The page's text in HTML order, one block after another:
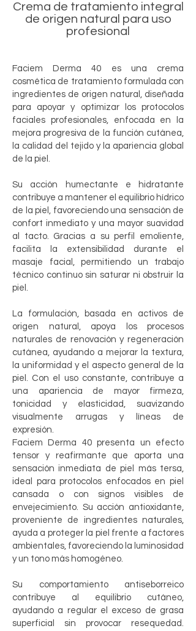
Crema de tratamiento integral
de origen natural para uso
profesional
Faciem Derma 40 es una crema
cosmética de tratamiento formulada con
ingredientes de origen natural, diseñada
para apoyar y optimizar los protocolos
faciales profesionales, enfocada en la
mejora progresiva de la función cutánea,
la calidad del tejido y la apariencia global
de la piel.
Su acción humectante e hidratante
contribuye a mantener el equilibrio hídrico
de la piel, favoreciendo una sensación de
confort inmediato y una mayor suavidad
al tacto. Gracias a su perfil emoliente,
facilita la extensibilidad durante el
masaje facial, permitiendo un trabajo
técnico continuo sin saturar ni obstruir la
piel.
La formulación, basada en activos de
origen natural, apoya los procesos
naturales de renovación y regeneración
cutánea, ayudando a mejorar la textura,
la uniformidad y el aspecto general de la
piel. Con el uso constante, contribuye a
una apariencia de mayor firmeza,
tonicidad y elasticidad, suavizando
visualmente arrugas y líneas de
expresión.
Faciem Derma 40 presenta un efecto
tensor y reafirmante que aporta una
sensación inmediata de piel más tersa,
ideal para protocolos enfocados en piel
cansada o con signos visibles de
envejecimiento. Su acción antioxidante,
proveniente de ingredientes naturales,
ayuda a proteger la piel frente a factores
ambientales, favoreciendo la luminosidad
y un tono más homogéneo.
Su comportamiento antiseborreico
contribuye al equilibrio cutáneo,
ayudando a regular el exceso de grasa
superficial sin provocar resequedad.